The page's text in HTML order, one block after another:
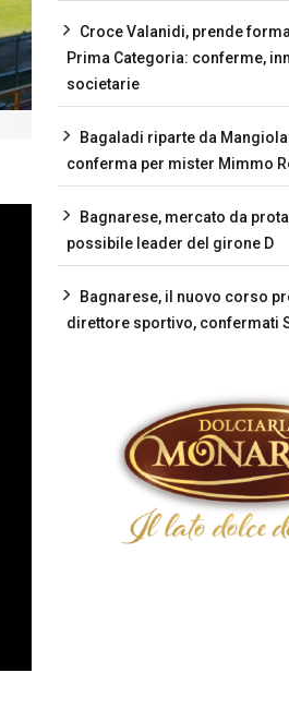
Croce Valanidi, prende
Prima Categoria: conferme,
societarie
Bagaladi riparte da
conferma per mister Mimmo
Bagnarese, mercato da
possibile leader del girone D
Bagnarese, il nuovo corso
direttore sportivo, confermati